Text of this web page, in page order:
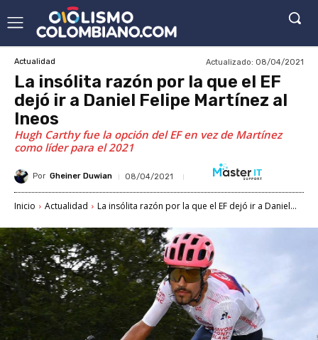
Actualidad Actualizado: 08/04/2021
La insólita razón por la que el EF
dejó ir a Daniel Felipe Martínez al
Ineos
Hugh Carthy fue la opción del EF en vez de Martínez
como líder para el 2021
Por Gheiner Duwian 08/04/2021
Inicio Actualidad La insólita razón por la que el EF dejó ir a Daniel...